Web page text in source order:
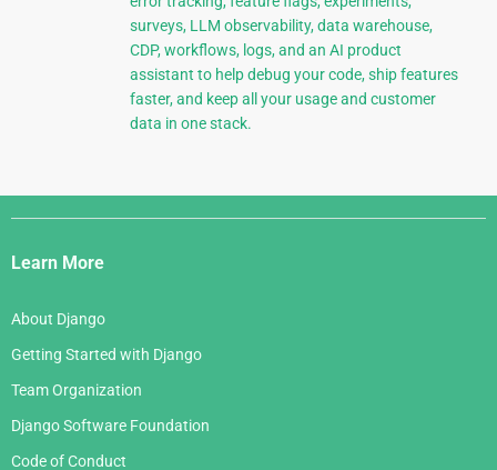
surveys, LLM observability, data warehouse,
CDP, workflows, logs, and an AI product
assistant to help debug your code, ship features
faster, and keep all your usage and customer
data in one stack.
Django
Links
Learn More
About Django
Getting Started with Django
Team Organization
Django Software Foundation
Code of Conduct